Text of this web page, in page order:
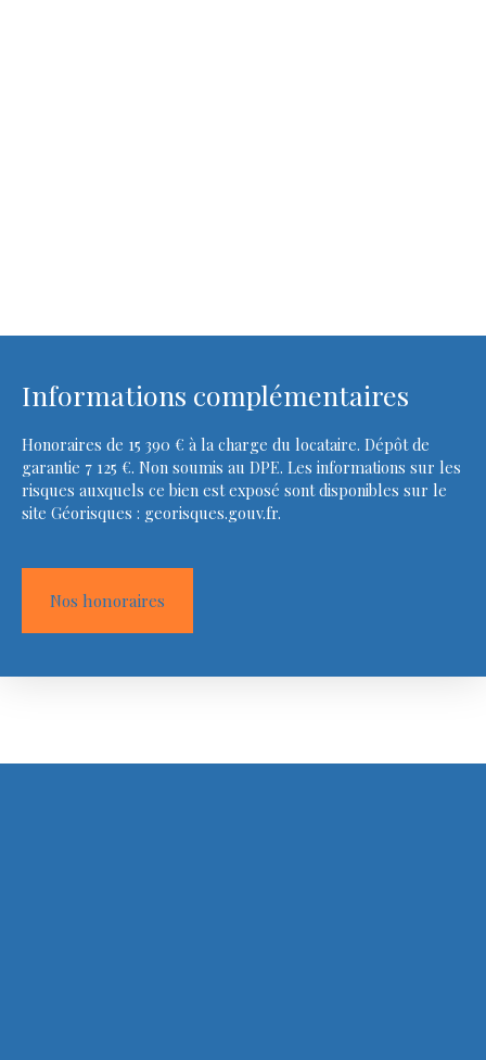
Informations complémentaires
Honoraires de 15 390 € à la charge du locataire. Dépôt de
garantie 7 125 €. Non soumis au DPE. Les informations sur les
risques auxquels ce bien est exposé sont disponibles sur le
site Géorisques : georisques.gouv.fr.
Nos honoraires